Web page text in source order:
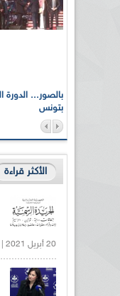
بتونس
الأكثر قراءة
20 أبريل 2021 |